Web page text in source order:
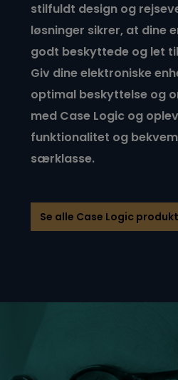
stilfuldt design og
løsninger sikrer, at dine
godt beskyttede og let
Giv dine elektroniske
optimal beskyttelse og
med Case Logic og oplev
funktionalitet og
særklasse.
Se alle Case Logic